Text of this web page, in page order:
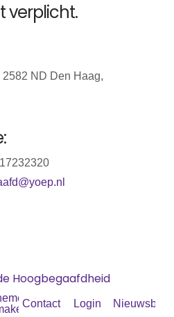
verplicht.
ND Den Haag,
Hoogbegaafdheid
Contact Login Nieuwsbrief